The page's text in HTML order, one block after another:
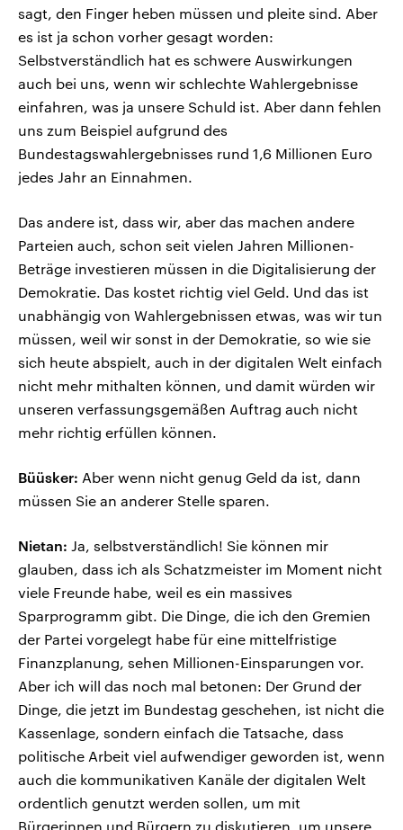
sagt, den Finger heben müssen und pleite sind. Aber
es ist ja schon vorher gesagt worden:
Selbstverständlich hat es schwere Auswirkungen
auch bei uns, wenn wir schlechte Wahlergebnisse
einfahren, was ja unsere Schuld ist. Aber dann fehlen
uns zum Beispiel aufgrund des
Bundestagswahlergebnisses rund 1,6 Millionen Euro
jedes Jahr an Einnahmen.
Das andere ist, dass wir, aber das machen andere
Parteien auch, schon seit vielen Jahren Millionen-
Beträge investieren müssen in die Digitalisierung der
Demokratie. Das kostet richtig viel Geld. Und das ist
unabhängig von Wahlergebnissen etwas, was wir tun
müssen, weil wir sonst in der Demokratie, so wie sie
sich heute abspielt, auch in der digitalen Welt einfach
nicht mehr mithalten können, und damit würden wir
unseren verfassungsgemäßen Auftrag auch nicht
mehr richtig erfüllen können.
Büüsker: Aber wenn nicht genug Geld da ist, dann
müssen Sie an anderer Stelle sparen.
Nietan: Ja, selbstverständlich! Sie können mir
glauben, dass ich als Schatzmeister im Moment nicht
viele Freunde habe, weil es ein massives
Sparprogramm gibt. Die Dinge, die ich den Gremien
der Partei vorgelegt habe für eine mittelfristige
Finanzplanung, sehen Millionen-Einsparungen vor.
Aber ich will das noch mal betonen: Der Grund der
Dinge, die jetzt im Bundestag geschehen, ist nicht die
Kassenlage, sondern einfach die Tatsache, dass
politische Arbeit viel aufwendiger geworden ist, wenn
auch die kommunikativen Kanäle der digitalen Welt
ordentlich genutzt werden sollen, um mit
Bürgerinnen und Bürgern zu diskutieren, um unsere